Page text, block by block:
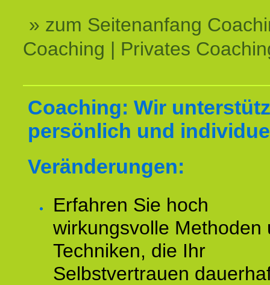
» zum Seitenanfang
Coaching | Privates
Coaching: Wir
persönlich und
Veränderungen:
Erfahren Sie hoch
wirkungsvolle Methoden
Techniken, die Ihr
Selbstvertrauen